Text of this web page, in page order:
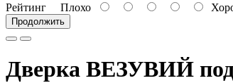
Рейтинг Плохо
Продолжить
Дверка ВЕЗУВИЙ